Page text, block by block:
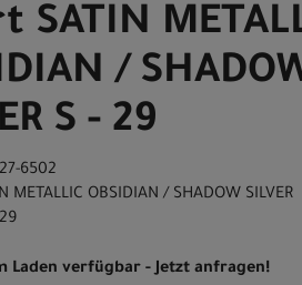
SATIN
/
S - 29
6502
METALLIC OBSIDIAN / SHADOW SILVER
Laden verfügbar - Jetzt anfragen!